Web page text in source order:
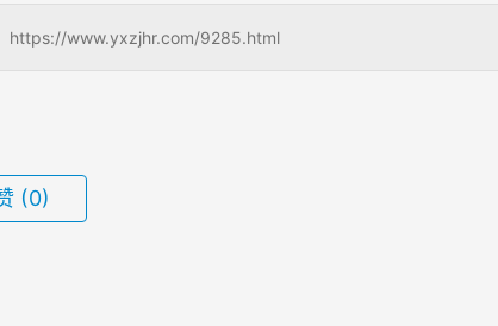
https://www.yxzjhr.com/9285.html
(0)